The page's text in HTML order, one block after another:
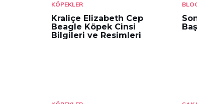
KÖPEKLER
Kraliçe Elizabeth Cep
Beagle Köpek Cinsi
Bilgileri ve Resimleri